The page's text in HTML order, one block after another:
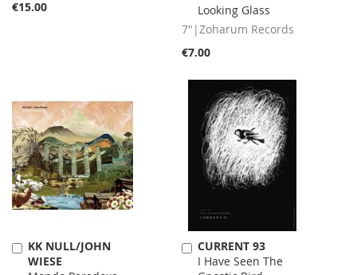
€15.00
Looking Glass
7"|Zoharum Records
€7.00
KK NULL/JOHN
WIESE
Add
to
CURRENT 93
I Have Seen The
Add
to